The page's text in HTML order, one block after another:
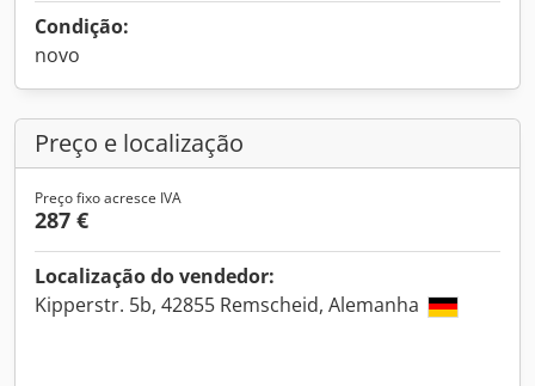
Condição:
novo
Preço e localização
Preço fixo acresce IVA
287 €
Localização do vendedor:
Kipperstr. 5b, 42855 Remscheid, Alemanha